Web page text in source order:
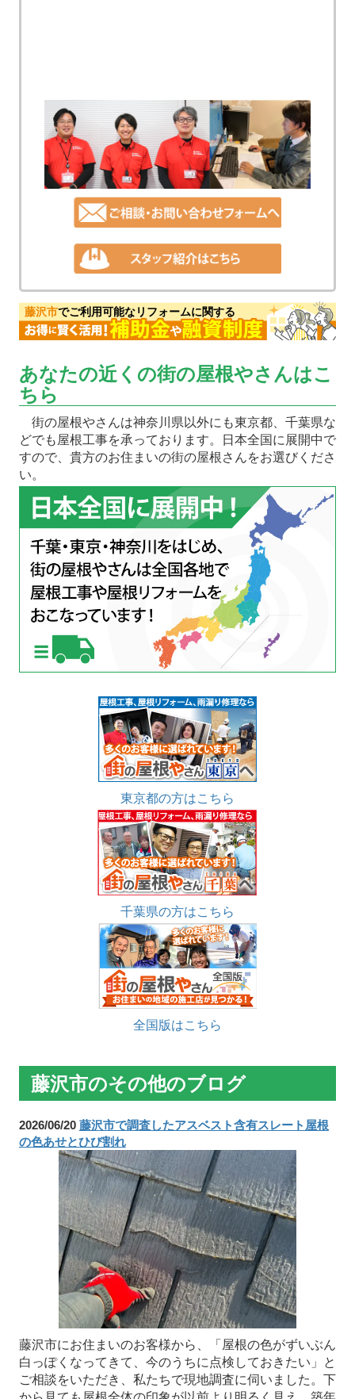
藤沢市でご利用可能なリフォームに関する
あなたの近くの街の屋根やさんはこ
ちら
街の屋根やさんは神奈川県以外にも東京都、千葉県な
どでも屋根工事を承っております。日本全国に展開中で
すので、貴方のお住まいの街の屋根さんをお選びくださ
い。
東京都の方はこちら
千葉県の方はこちら
全国版はこちら
藤沢市のその他のブログ
2026/06/20 藤沢市で調査したアスベスト含有スレート屋根
の色あせとひび割れ
藤沢市にお住まいのお客様から、「屋根の色がずいぶん
白っぽくなってきて、今のうちに点検しておきたい」と
ご相談をいただき、私たちで現地調査に伺いました。下